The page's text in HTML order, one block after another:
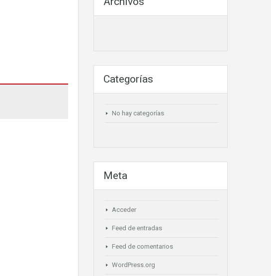
Categorías
No hay categorías
Meta
Acceder
Feed de entradas
Feed de comentarios
WordPress.org